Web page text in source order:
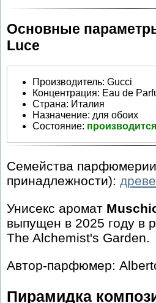
Основные
Luce
Производитель: Gucci
Концентрация: Eau de
Страна: Италия
Назначение: для обоих
Состояние: производится
Семейства
принадлежности):
Унисекс аромат
выпущен в 2025 году в
The Alchemist's Garden.
Автор-парфюмер:
Пирамидка